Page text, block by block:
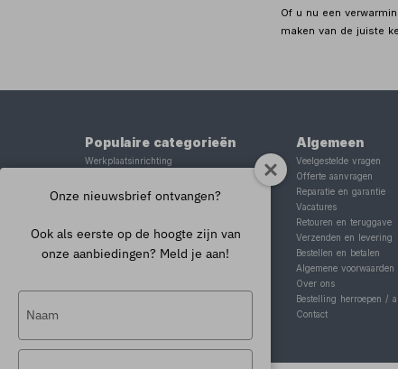
Of u nu een
maken van de juiste
Populaire categorieën
Werkplaatsinrichting
Tig lasapparaat
Motorlift
Schaarlift
Algemeen
Veelgestelde vragen
Offerte aanvragen
Reparatie en garantie
Vacatures
Retouren en teruggave
Verzenden en levering
Bestellen en betalen
Algemene voorwaarden
Over ons
Bestelling herroepen /
Contact
Onze nieuwsbrief ontvangen?
Ook als eerste op de hoogte zijn van
onze aanbiedingen? Meld je aan!
naam